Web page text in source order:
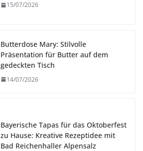
15/07/2026
Butterdose Mary: Stilvolle
Präsentation für Butter auf dem
gedeckten Tisch
14/07/2026
Bayerische Tapas für das Oktoberfest
zu Hause: Kreative Rezeptidee mit
Bad Reichenhaller Alpensalz